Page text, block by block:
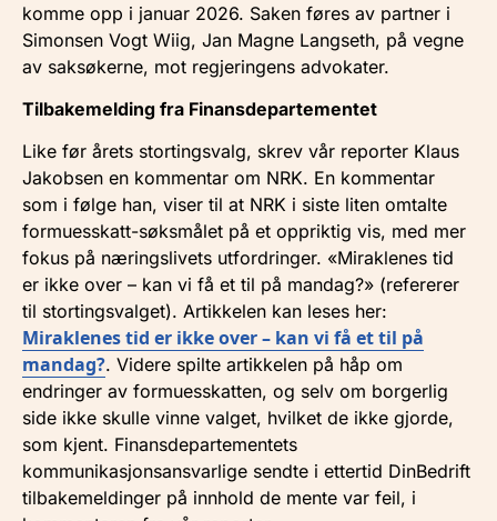
komme opp i januar 2026. Saken føres av partner i
Simonsen Vogt Wiig, Jan Magne Langseth, på vegne
av saksøkerne, mot regjeringens advokater.
Tilbakemelding fra Finansdepartementet
Like før årets stortingsvalg, skrev vår reporter Klaus
Jakobsen en kommentar om NRK. En kommentar
som i følge han, viser til at NRK i siste liten omtalte
formuesskatt-søksmålet på et oppriktig vis, med mer
fokus på næringslivets utfordringer. «Miraklenes tid
er ikke over – kan vi få et til på mandag?» (refererer
til stortingsvalget). Artikkelen kan leses her:
Miraklenes tid er ikke over – kan vi få et til på
mandag?. Videre spilte artikkelen på håp om
endringer av formuesskatten, og selv om borgerlig
side ikke skulle vinne valget, hvilket de ikke gjorde,
som kjent. Finansdepartementets
kommunikasjonsansvarlige sendte i ettertid DinBedrift
tilbakemeldinger på innhold de mente var feil, i